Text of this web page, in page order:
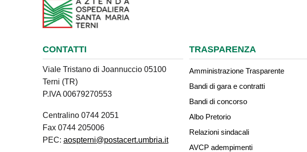
CONTATTI
Viale Tristano di Joannuccio 05100
Terni (TR)
P.IVA 00679270553
Centralino 0744 2051
Fax 0744 205006
PEC: aospterni@postacert.umbria.it
TRASPARENZA
Amministrazione Trasparente
Bandi di gara e contratti
Bandi di concorso
Albo Pretorio
Relazioni sindacali
AVCP adempimenti